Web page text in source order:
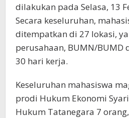
dilakukan pada Selasa, 13
Secara keseluruhan,
ditempatkan di 27 lokasi,
perusahaan, BUMN/BUMD
30 hari kerja.
Keseluruhan mahasiswa
prodi Hukum Ekonomi
Hukum Tatanegara 7